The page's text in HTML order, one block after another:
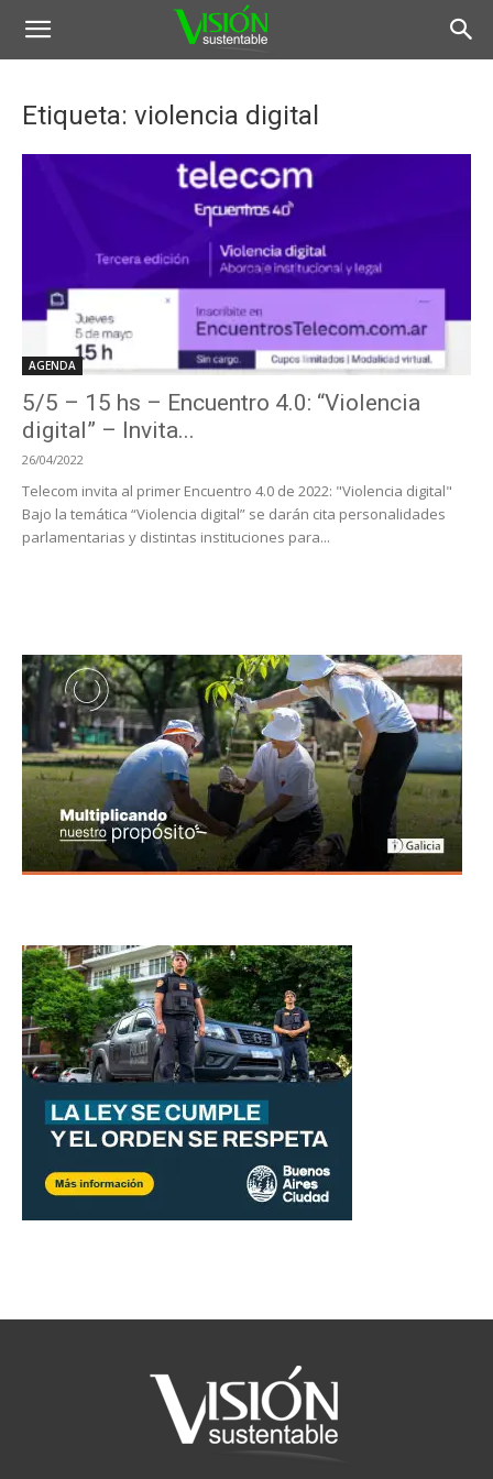
Etiqueta: violencia digital
AGENDA
5/5 – 15 hs – Encuentro 4.0: “Violencia
digital” – Invita...
26/04/2022
Telecom invita al primer Encuentro 4.0 de 2022: "Violencia digital"
Bajo la temática “Violencia digital” se darán cita personalidades
parlamentarias y distintas instituciones para...